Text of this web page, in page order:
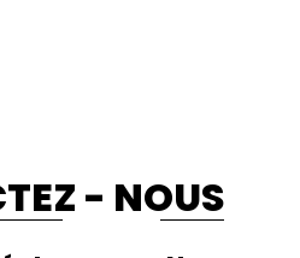
- NOUS